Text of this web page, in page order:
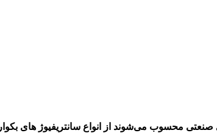
محسوب می‌شوند از انواع سانتریفیوژ های